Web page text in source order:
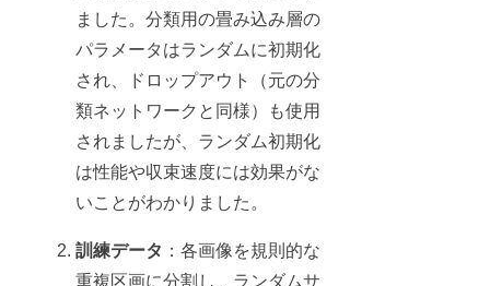
ました。分類用の畳み込み層の
パラメータはランダムに初期化
され、ドロップアウト（元の分
類ネットワークと同様）も使用
されましたが、ランダム初期化
は性能や収束速度には効果がな
いことがわかりました。
訓練データ ：各画像を規則的な
重複区画に分割し、ランダムサ